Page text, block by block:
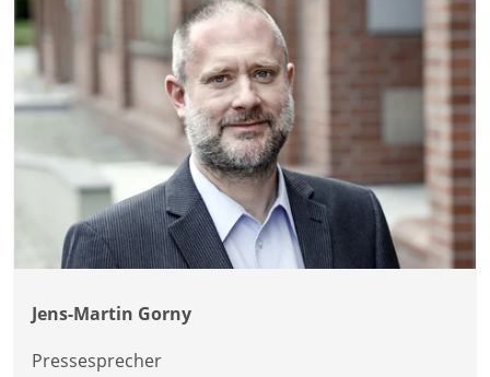
Jens-Martin Gorny
Pressesprecher